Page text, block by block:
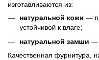
изготавливаются из:
натуральной кожи —
устойчивой к влаге;
натуральной замши —
Качественная фурнитура,